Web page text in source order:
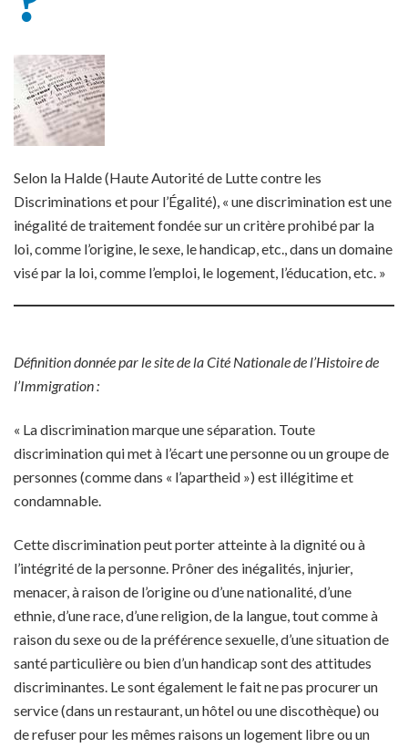
Selon la Halde (Haute Autorité de Lutte contre les
Discriminations et pour l’Égalité), « une discrimination est une
inégalité de traitement fondée sur un critère prohibé par la
loi, comme l’origine, le sexe, le handicap, etc., dans un domaine
visé par la loi, comme l’emploi, le logement, l’éducation, etc. »
Définition donnée par le site de la Cité Nationale de l’Histoire de
l’Immigration :
« La discrimination marque une séparation. Toute
discrimination qui met à l’écart une personne ou un groupe de
personnes (comme dans « l’apartheid ») est illégitime et
condamnable.
Cette discrimination peut porter atteinte à la dignité ou à
l’intégrité de la personne. Prôner des inégalités, injurier,
menacer, à raison de l’origine ou d’une nationalité, d’une
ethnie, d’une race, d’une religion, de la langue, tout comme à
raison du sexe ou de la préférence sexuelle, d’une situation de
santé particulière ou bien d’un handicap sont des attitudes
discriminantes. Le sont également le fait ne pas procurer un
service (dans un restaurant, un hôtel ou une discothèque) ou
de refuser pour les mêmes raisons un logement libre ou un